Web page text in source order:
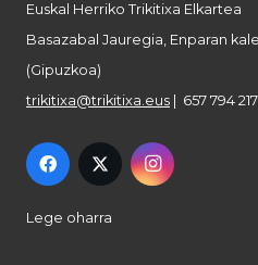
Euskal Herriko Trikitixa Elkartea
Basazabal Jauregia, Enparan
(Gipuzkoa)
trikitixa@trikitixa.eus | 657 794
Lege oharra